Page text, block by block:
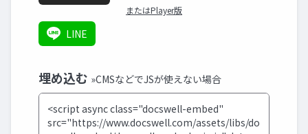
またはPlayer版
LINE
埋め込む »CMSなどでJSが使えない場合